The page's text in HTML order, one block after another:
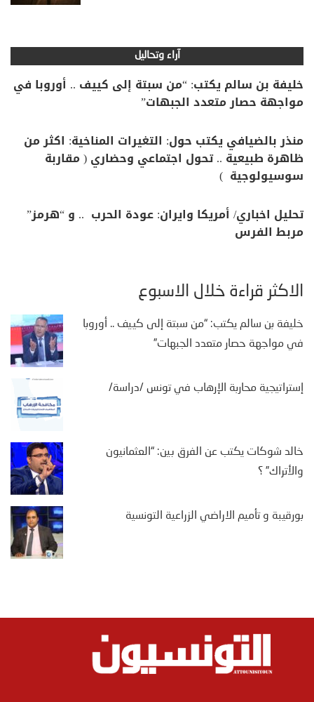
آراء وتحاليل
خليفة بن سالم يكتب: “من سبتة إلى كييف .. أوروبا في
مواجهة حصار متعدد الجبهات”
منذر بالضيافي يكتب حول: التغيرات المناخية: اكثر من
ظاهرة طبيعية .. تحول اجتماعي وحضاري ( مقاربة
سوسيولوجية )
تحليل اخباري/ أمريكا وايران: عودة الحرب .. و “هرمز”
مربط الفرس
الأكثر قراءة خلال الأسبوع
خليفة بن سالم يكتب: “من سبتة إلى كييف .. أوروبا
في مواجهة حصار متعدد الجبهات”
إستراتيجية محاربة الإرهاب في تونس /دراسة/
خالد شوكات يكتب عن الفرق بين: “العثمانيون
والأتراك” ؟
بورقيبة و تأميم الاراضي الزراعية التونسية